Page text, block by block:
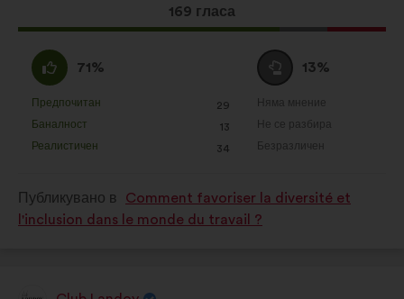
Това
предложение
169 гласа
Съгласен
съм
:
71%
в
:
Предпочитан
: 29
пъти
Баналност
: 13
пъти
Реалистичен
: 34
пъти
Въздържал
се
:
13%
в
:
Няма мнение
:пъти
Не се разбира
:пъти
Безразличен
:пъти
Публикувано в
Comment favoriser la diversité et
l'inclusion dans le monde du travail ?